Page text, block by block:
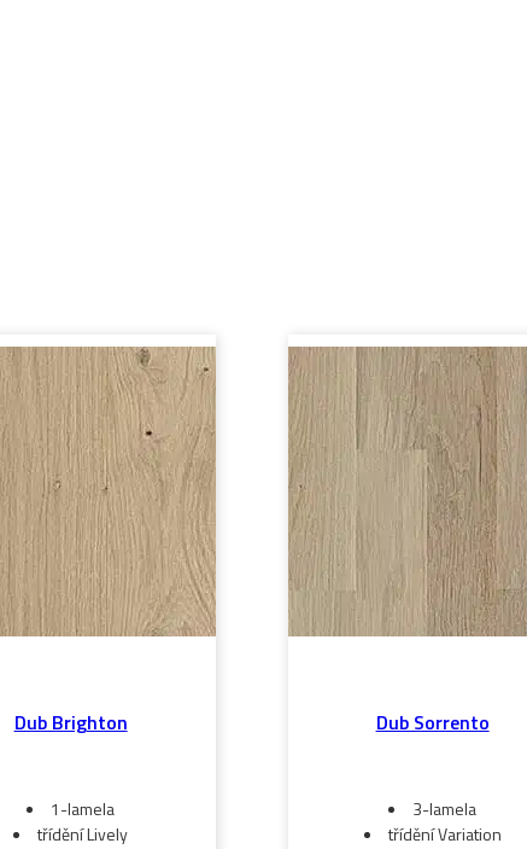
Dub Brighton
1-lamela
třídění Lively
Dub Sorrento
3-lamela
třídění Variation